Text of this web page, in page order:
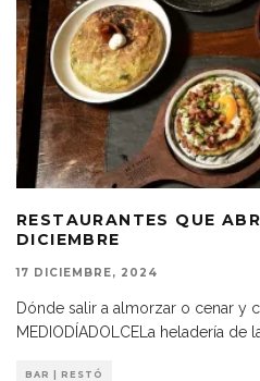
RESTAURANTES QUE
DICIEMBRE
17 DICIEMBRE, 2024
Dónde salir a almorzar o cenar y
MEDIODÍADOLCELa heladería
BAR | RESTÓ